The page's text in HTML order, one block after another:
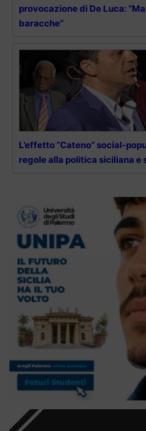
provocazione di De Luca:
baracche”
L’effetto “Cateno” social-
regole alla politica siciliana e